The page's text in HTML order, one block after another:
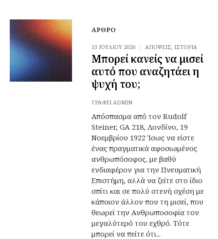
ΆΡΘΡΟ
13 ΙΟΥΛΊΟΥ 2026 ΑΠΌΨΕΙΣ ΙΣΤΟΡΊΑ
Μπορεί κανείς να μισεί
αυτό που αναζητάει η
ψυχή του;
ΓΡΆΦΕΙ ADMIN
Απόσπασμα από τον Rudolf
Steiner, GA 218, Λονδίνο, 19
Νοεμβρίου 1922 Ίσως να είστε
ένας πραγματικά αφοσιωμένος
ανθρωπόσοφος, με βαθύ
ενδιαφέρον για την Πνευματική
Επιστήμη, αλλά να ζείτε στο ίδιο
σπίτι και σε πολύ στενή σχέση με
κάποιον άλλον που τη μισεί, που
θεωρεί την Ανθρωποσοφία τον
μεγαλύτερό του εχθρό. Τότε
μπορεί να πείτε ότι...